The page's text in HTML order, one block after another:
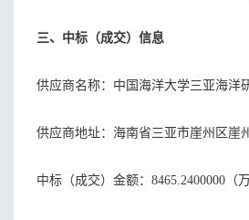
三、中标（成交）信息
供应商名称：中国海洋大学三亚海洋
供应商地址：海南省三亚市崖州区崖
中标（成交）金额：8465.2400000（